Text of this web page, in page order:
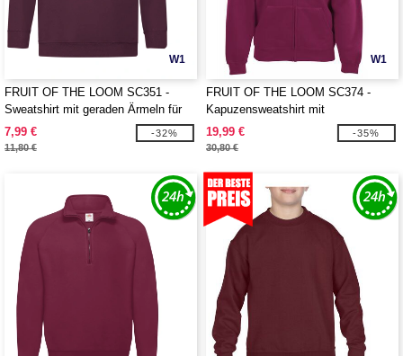
W1
FRUIT OF THE LOOM SC351 -
Sweatshirt mit geraden Ärmeln für
Kinder
7,99 €
11,80 €
-32%
W1
FRUIT OF THE LOOM SC374 -
Kapuzensweatshirt mit
durchgehendem Reißverschluss 280
19,99 €
30,80 €
-35%